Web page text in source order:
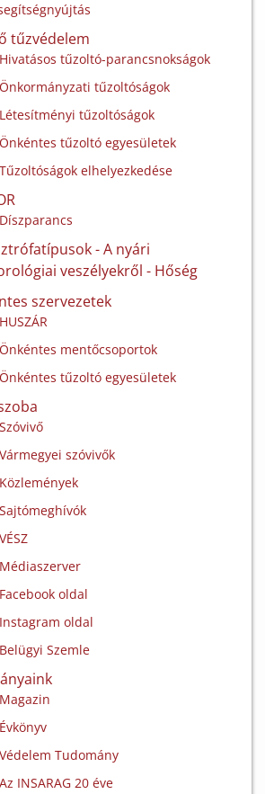
tűzvédelem
Hivatásos tűzoltó-parancsnokságok
Önkormányzati tűzoltóságok
Létesítményi tűzoltóságok
Önkéntes tűzoltó egyesületek
Tűzoltóságok elhelyezkedése
Díszparancs
- A nyári
veszélyekről - Hőség
szervezetek
HUSZÁR
Önkéntes mentőcsoportok
Önkéntes tűzoltó egyesületek
Szóvivő
Vármegyei szóvivők
Közlemények
Sajtómeghívók
VÉSZ
Médiaszerver
Facebook oldal
Instagram oldal
Belügyi Szemle
Magazin
Évkönyv
Védelem Tudomány
Az INSARAG 20 éve